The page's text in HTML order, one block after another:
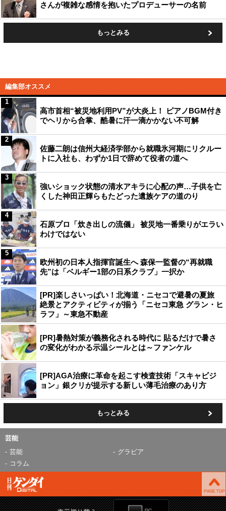
さんが複雑な感情を抱いたプロデューサーの名前
もっとみる
編集部オススメ
高市首相“被災地利用PV”が大炎上！ ピアノBGM付き
でヘリから合掌、酷暑に汗一滴かかない不可解
1
佐藤二朗は信州大経済学部から就職氷河期にリクルー
トに入社も、わずか1日で辞めて役者の道へ
2
強いショック状態の清水アキラに心配の声…子供を亡
くした神田正輝らもたどった遺族ケアの道のり
3
石原プロ「炊き出しの流儀」 被災地一番乗りがエラい
わけではない
4
欧州初の日本人指揮官誕生へ 森保一監督の“再就職
先”は「ベルギー1部の日系クラブ」一択か
5
[PR]楽しさいっぱい！北海道・ニセコで避暑の夏旅
絶景とアクティビティが揃う「ニセコ東急 グラン・ヒ
ラフ」～東急不動産
[PR]暑熱対策が義務化される時代に 貼るだけで暑さ
の変化がわかる示温シールとは～ファンケル
[PR]AGA治療に革命を起こす検査技術「スキャビジ
ョン」銀クリが提示する新しい薄毛治療のあり方
もっとみる
芸能
芸能
グラビア
コラム